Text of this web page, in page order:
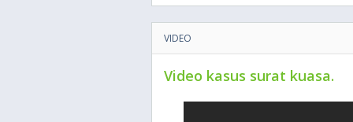
VIDEO
Video kasus surat kuasa.